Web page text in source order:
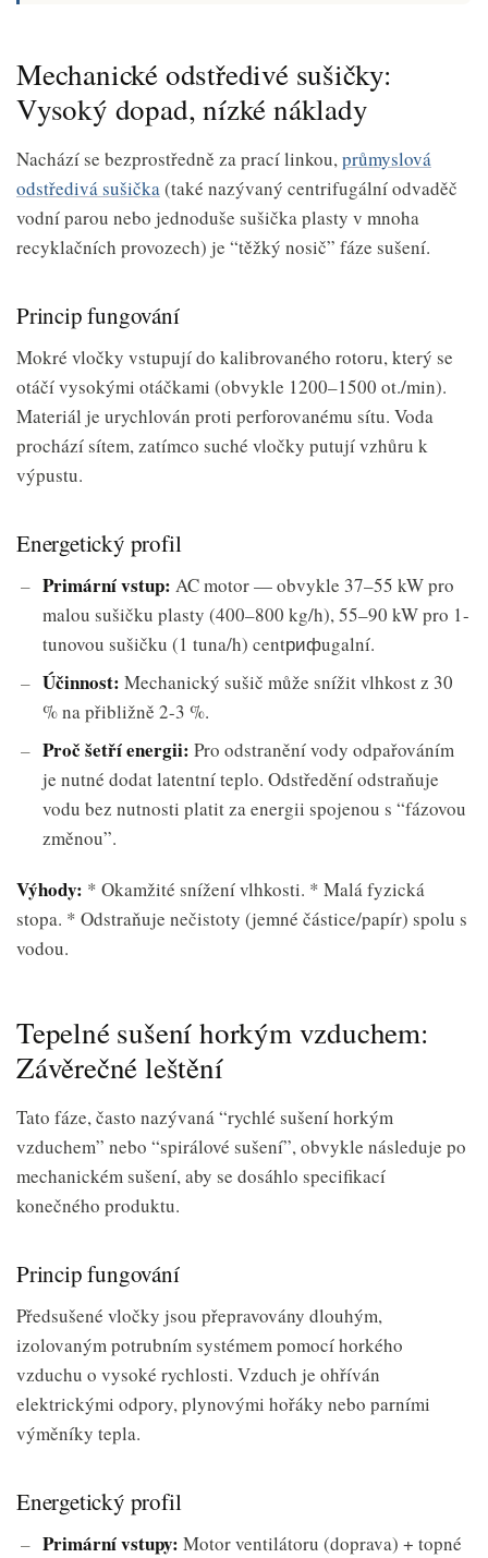
Mechanické odstředivé sušičky:
Vysoký dopad, nízké náklady
Nachází se bezprostředně za prací linkou,průmyslová
odstředivá sušička(také nazývaný centrifugální odvaděč
vodní parou nebo jednoduše sušička plasty v mnoha
recyklačních provozech) je “těžký nosič” fáze sušení.
Princip fungování
Mokré vločky vstupují do kalibrovaného rotoru, který se
otáčí vysokými otáčkami (obvykle 1200–1500 ot./min).
Materiál je urychlován proti perforovanému sítu. Voda
prochází sítem, zatímco suché vločky putují vzhůru k
výpustu.
Energetický profil
Primární vstup: AC motor — obvykle 37–55 kW pro
malou sušičku plasty (400–800 kg/h), 55–90 kW pro 1-
tunovou sušičku (1 tuna/h) centрифugalní.
Účinnost: Mechanický sušič může snížit vlhkost z 30
% na přibližně 2-3 %.
Proč šetří energii: Pro odstranění vody odpařováním
je nutné dodat latentní teplo. Odstředění odstraňuje
vodu bez nutnosti platit za energii spojenou s “fázovou
změnou”.
Výhody: * Okamžité snížení vlhkosti. * Malá fyzická
stopa. * Odstraňuje nečistoty (jemné částice/papír) spolu s
vodou.
Tepelné sušení horkým vzduchem:
Závěrečné leštění
Tato fáze, často nazývaná “rychlé sušení horkým
vzduchem” nebo “spirálové sušení”, obvykle následuje po
mechanickém sušení, aby se dosáhlo specifikací
konečného produktu.
Princip fungování
Předsušené vločky jsou přepravovány dlouhým,
izolovaným potrubním systémem pomocí horkého
vzduchu o vysoké rychlosti. Vzduch je ohříván
elektrickými odpory, plynovými hořáky nebo parními
výměníky tepla.
Energetický profil
Primární vstupy: Motor ventilátoru (doprava) + topné